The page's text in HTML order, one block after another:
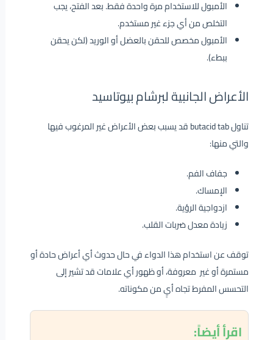
الأمبول للاستخدام مرة واحدة فقط. بعد الفتح، يجب
التخلص من أي جزء غير مستخدم.
الأمبول مخصص للحقن بالعضل أو الوريد (لكن يحقن
ببطء).
الأعراض الجانبية لبرشام بيوتاسيد
تناول butacid tab قد يسبب بعض الأعراض غير المرغوب فيها
والتي منها:
جفاف الفم.
الإمساك.
ازدواجية الرؤية.
زيادة معدل ضربات القلب.
توقف عن استخدام هذا الدواء في حال حدوث أي أعراض حادة أو
مستمرة أو غير معروفة، أو ظهور أي علامات قد تشير إلى
التحسس المفرط تجاه أيٍ من مكوناته.
اقرأأيضاً: